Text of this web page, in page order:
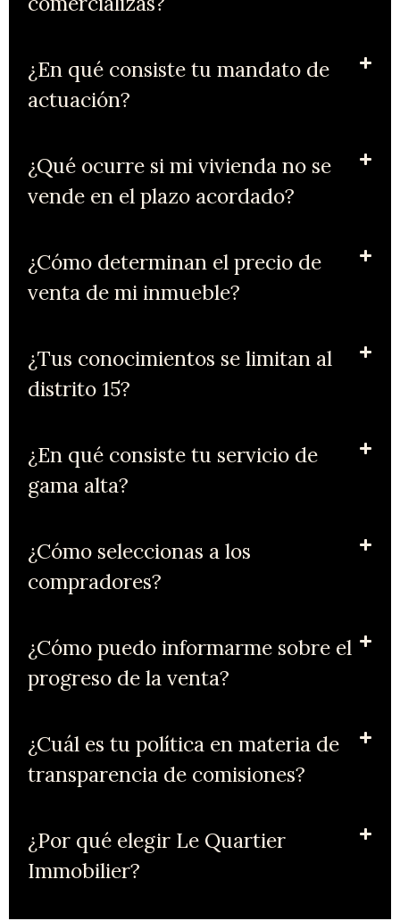
¿En qué consiste tu mandato de
actuación?
¿Qué ocurre si mi vivienda no se
vende en el plazo acordado?
¿Cómo determinan el precio de
venta de mi inmueble?
¿Tus conocimientos se limitan al
distrito 15?
¿En qué consiste tu servicio de
gama alta?
¿Cómo seleccionas a los
compradores?
¿Cómo puedo informarme sobre el
progreso de la venta?
¿Cuál es tu política en materia de
transparencia de comisiones?
¿Por qué elegir Le Quartier
Immobilier?